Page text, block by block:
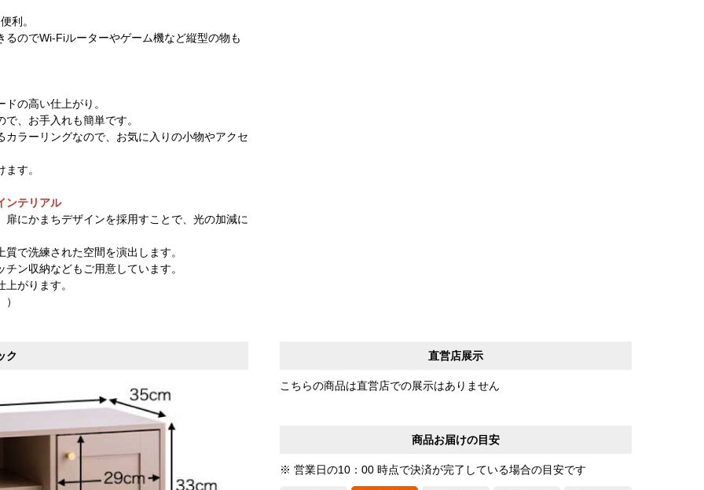
利。
のでWi-Fiルーターやゲーム機など縦型の物も
の高い仕上がり。
、お手入れも簡単です。
ラーリングなので、お気に入りの小物やアクセ
す。
ンテリアル
扉にかまちデザインを採用すことで、光の加減に
で洗練された空間を演出します。
ン収納などもご用意しています。
がります。
直営店展示
こちらの商品は直営店での展示はありません
商品お届けの目安
※ 営業日の10：00 時点で決済が完了している場合の目安です
ク